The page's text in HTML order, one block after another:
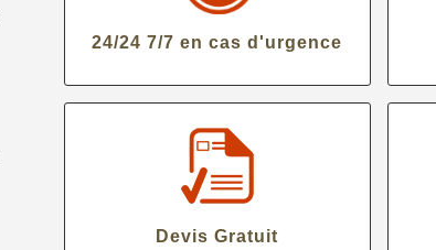
24/24 7/7 en cas d'urgence
Devis Gratuit